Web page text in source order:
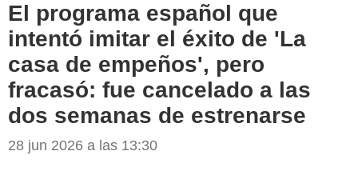
El programa español que
intentó imitar el éxito de 'La
casa de empeños', pero
fracasó: fue cancelado a las
dos semanas de estrenarse
28 jun 2026 a las 13:30